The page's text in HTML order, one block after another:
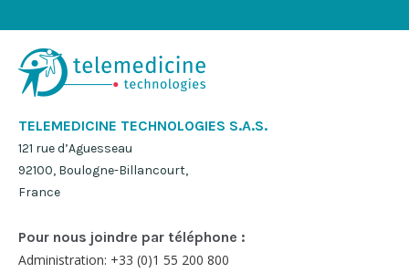
TELEMEDICINE TECHNOLOGIES S.A.S.
121 rue d’Aguesseau
92100, Boulogne-Billancourt,
France
Pour nous joindre par téléphone :
Administration: +33 (0)1 55 200 800